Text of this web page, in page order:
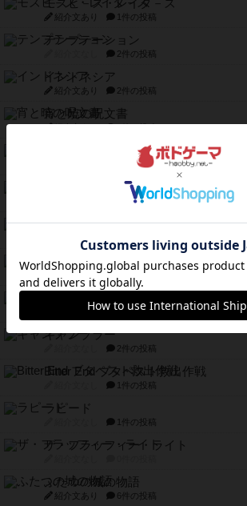
モズビ－ズ・レイダ－ズ
紹介文あり 1件の投稿
テンプテーション
2件の投稿
インドネシア
紹介文あり 2件の投稿
宵と暁の呪文書
紹介文あり 8件の投稿
リスボン・トラム 28
9件の投稿
1件の投稿
ブラヴェスト
スペクタキュラー
紹介文なし 1件の投稿
紹介文あり 13件の投稿
ギャンブラー
2件の投稿
Bitter End ブタペスト救出作戦
1件の投稿
ラピード
1件の投稿
ザ・フラッフィー・ライト
ふたつの城の物語
紹介文あり 6件の投稿